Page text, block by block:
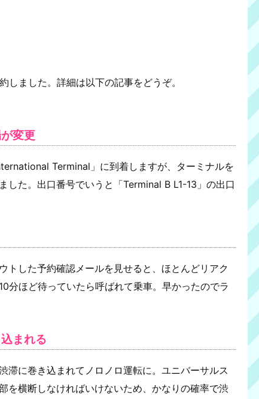
しました。詳細は以下の記事をどうぞ。
変更
Terminal」に到着しますが、ターミナルを
した。出口番号でいうと「Terminal B L1-13」の出口
トした予約確認メールを見せると、ほとんどリアク
分ほど待っていたら呼ばれて乗車。早かったのでラ
まれる
滞に巻き込まれてノロノロ運転に。ユニバーサルス
を横断しなければいけないため、かなりの確率で渋